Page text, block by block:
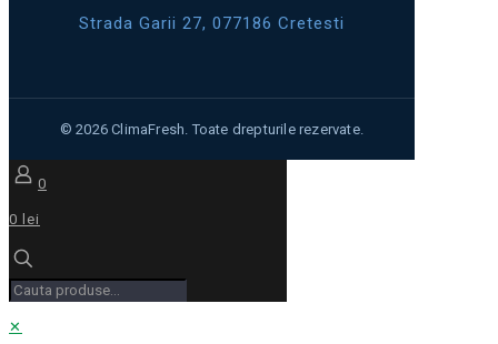
Strada Garii 27, 077186 Cretesti
0
0 lei
✕